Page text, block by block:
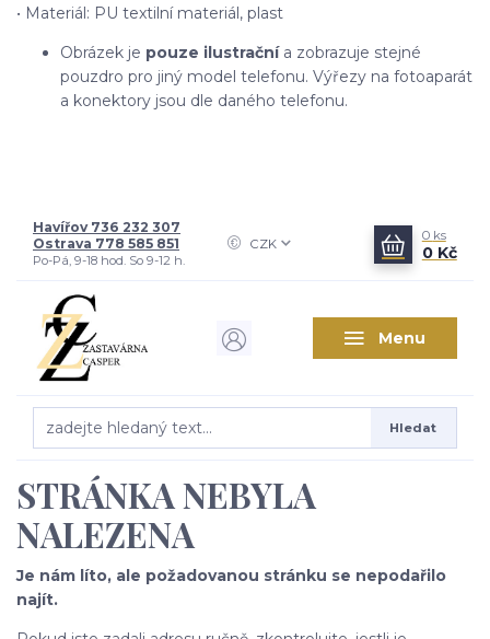
• Materiál: PU textilní materiál, plast
Obrázek je pouze ilustrační a zobrazuje stejné
pouzdro pro jiný model telefonu. Výřezy na fotoaparát
a konektory jsou dle daného telefonu.
Menu
CZK
Hledat
Havířov 736 232 307
Ostrava 778 585 851
Po-Pá, 9-18 hod. So 9-12 h.
0 ks
0 Kč
STRÁNKA NEBYLA
NALEZENA
Je nám líto, ale požadovanou stránku se nepodařilo
najít.